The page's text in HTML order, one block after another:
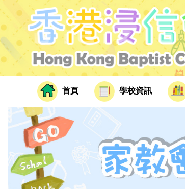
首頁 學校資訊